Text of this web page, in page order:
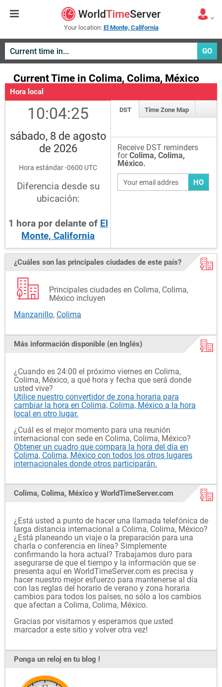
Your location: El Monte, California
GO
Current Time in Colima, Colima, México
Hora local
10:04:25
sábado, 8 de agosto
de 2026
Hora estándar -0600 UTC
Diferencia desde su
ubicación:
1 hora por delante of El
Monte, California
DST Time Zone Map
Receive DST reminders
forColima, Colima,
México.
HO
¿Cuáles son las principales ciudades de este país?
Principales ciudades en Colima, Colima,
México incluyen
Manzanillo, Colima
Más información disponible (en Inglés)
¿Cuando es 24:00 el próximo viernes en Colima,
Colima, México, a qué hora y fecha que será donde
usted vive?
Utilice nuestro convertidor de zona horaria para
cambiar la hora en Colima, Colima, México a la hora
local en otro lugar.
¿Cuál es el mejor momento para una reunión
internacional con sede en Colima, Colima, México?
Obtener un cuadro que compara la hora del día en
Colima, Colima, México con todos los otros lugares
internacionales donde otros participarán.
Colima, Colima, México y WorldTimeServer.com
¿Está usted a punto de hacer una llamada telefónica de
larga distancia internacional a Colima, Colima, México?
¿Está planeando un viaje o la preparación para una
charla o conferencia en línea? Simplemente
confirmando la hora actual? Trabajamos duro para
asegurarse de que el tiempo y la información que se
presenta aquí en WorldTimeServer.com es precisa y
hacer nuestro mejor esfuerzo para mantenerse al día
con las reglas del horario de verano y zona horaria
cambios para todos los países, no sólo a los cambios
que afectan a Colima, Colima, México.
Gracias por visitarnos y esperamos que usted
marcador a este sitio y volver otra vez!
Ponga un reloj en tu blog !